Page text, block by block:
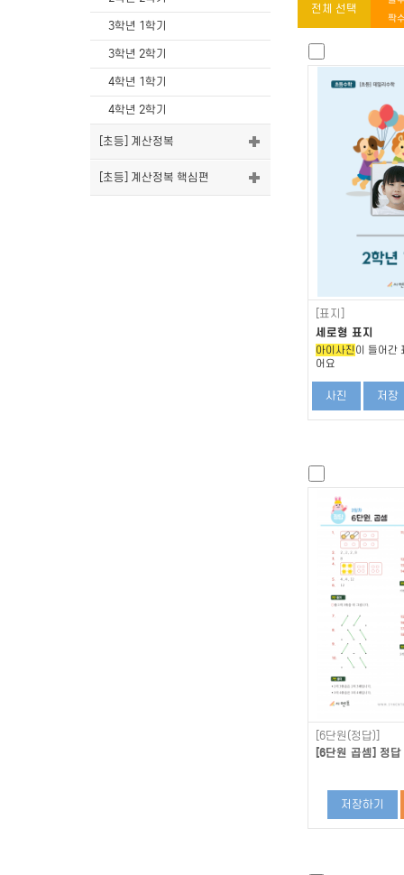
3학년 1학기
3학년 2학기
4학년 1학기
4학년 2학기
[초등] 계산정복
[초등] 계산정복 핵심편
전체 선택
짝
[표지]
세로형 표지
아이사진 이 들어간
어요
사진 저장
[6단원(정답)]
[6단원 곱셈] 정
저장하기